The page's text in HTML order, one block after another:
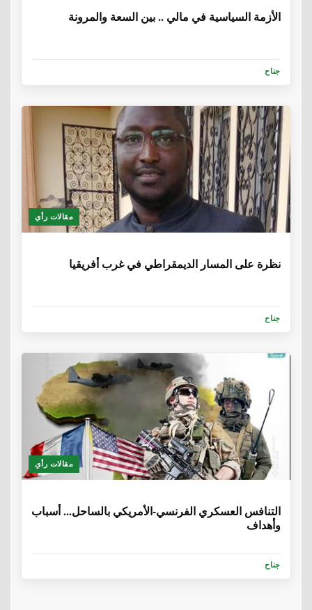
الأزمة السياسية في مالي .. بين السعة والمرونة
جناح
مقالات رأي
نظرة على المسار الديمقراطي في غرب أفريقيا
جناح
مقالات رأي
التنافس العسكري الفرنسي-الأمريكي بالساحل... أسباب
وأهداف
جناح